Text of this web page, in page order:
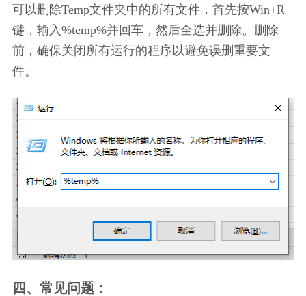
可以删除Temp文件夹中的所有文件，首先按Win+R
键，输入%temp%并回车，然后全选并删除。删除
前，确保关闭所有运行的程序以避免误删重要文
件。
四、常见问题：